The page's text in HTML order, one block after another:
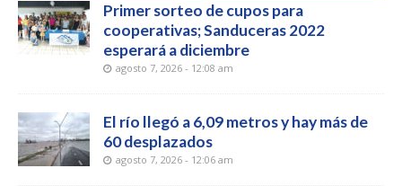
Primer sorteo de cupos para
cooperativas; Sanduceras 2022
esperará a diciembre
agosto 7, 2026 - 12:08 am
El río llegó a 6,09 metros y hay más de
60 desplazados
agosto 7, 2026 - 12:06 am